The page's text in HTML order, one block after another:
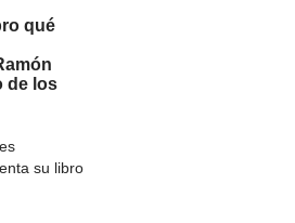
qué
de los
su libro